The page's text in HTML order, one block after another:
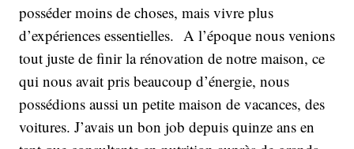
posséder moins de choses, mais vivre plus
d’expériences essentielles. A l’époque nous venions
tout juste de finir la rénovation de notre maison, ce
qui nous avait pris beaucoup d’énergie, nous
possédions aussi un petite maison de vacances, des
voitures. J’avais un bon job depuis quinze ans en